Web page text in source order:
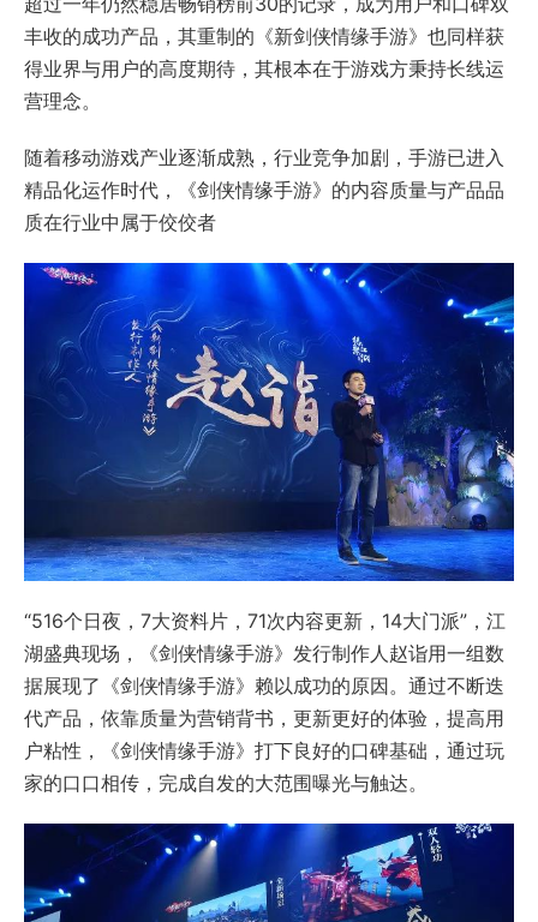
丰收的成功产品，其重制的《新剑侠情缘手游》也同样获
得业界与用户的高度期待，其根本在于游戏方秉持长线运
营理念。
随着移动游戏产业逐渐成熟，行业竞争加剧，手游已进入
精品化运作时代，《剑侠情缘手游》的内容质量与产品品
质在行业中属于佼佼者
“516个日夜，7大资料片，71次内容更新，14大门派”，江
湖盛典现场，《剑侠情缘手游》发行制作人赵诣用一组数
据展现了《剑侠情缘手游》赖以成功的原因。通过不断迭
代产品，依靠质量为营销背书，更新更好的体验，提高用
户粘性，《剑侠情缘手游》打下良好的口碑基础，通过玩
家的口口相传，完成自发的大范围曝光与触达。